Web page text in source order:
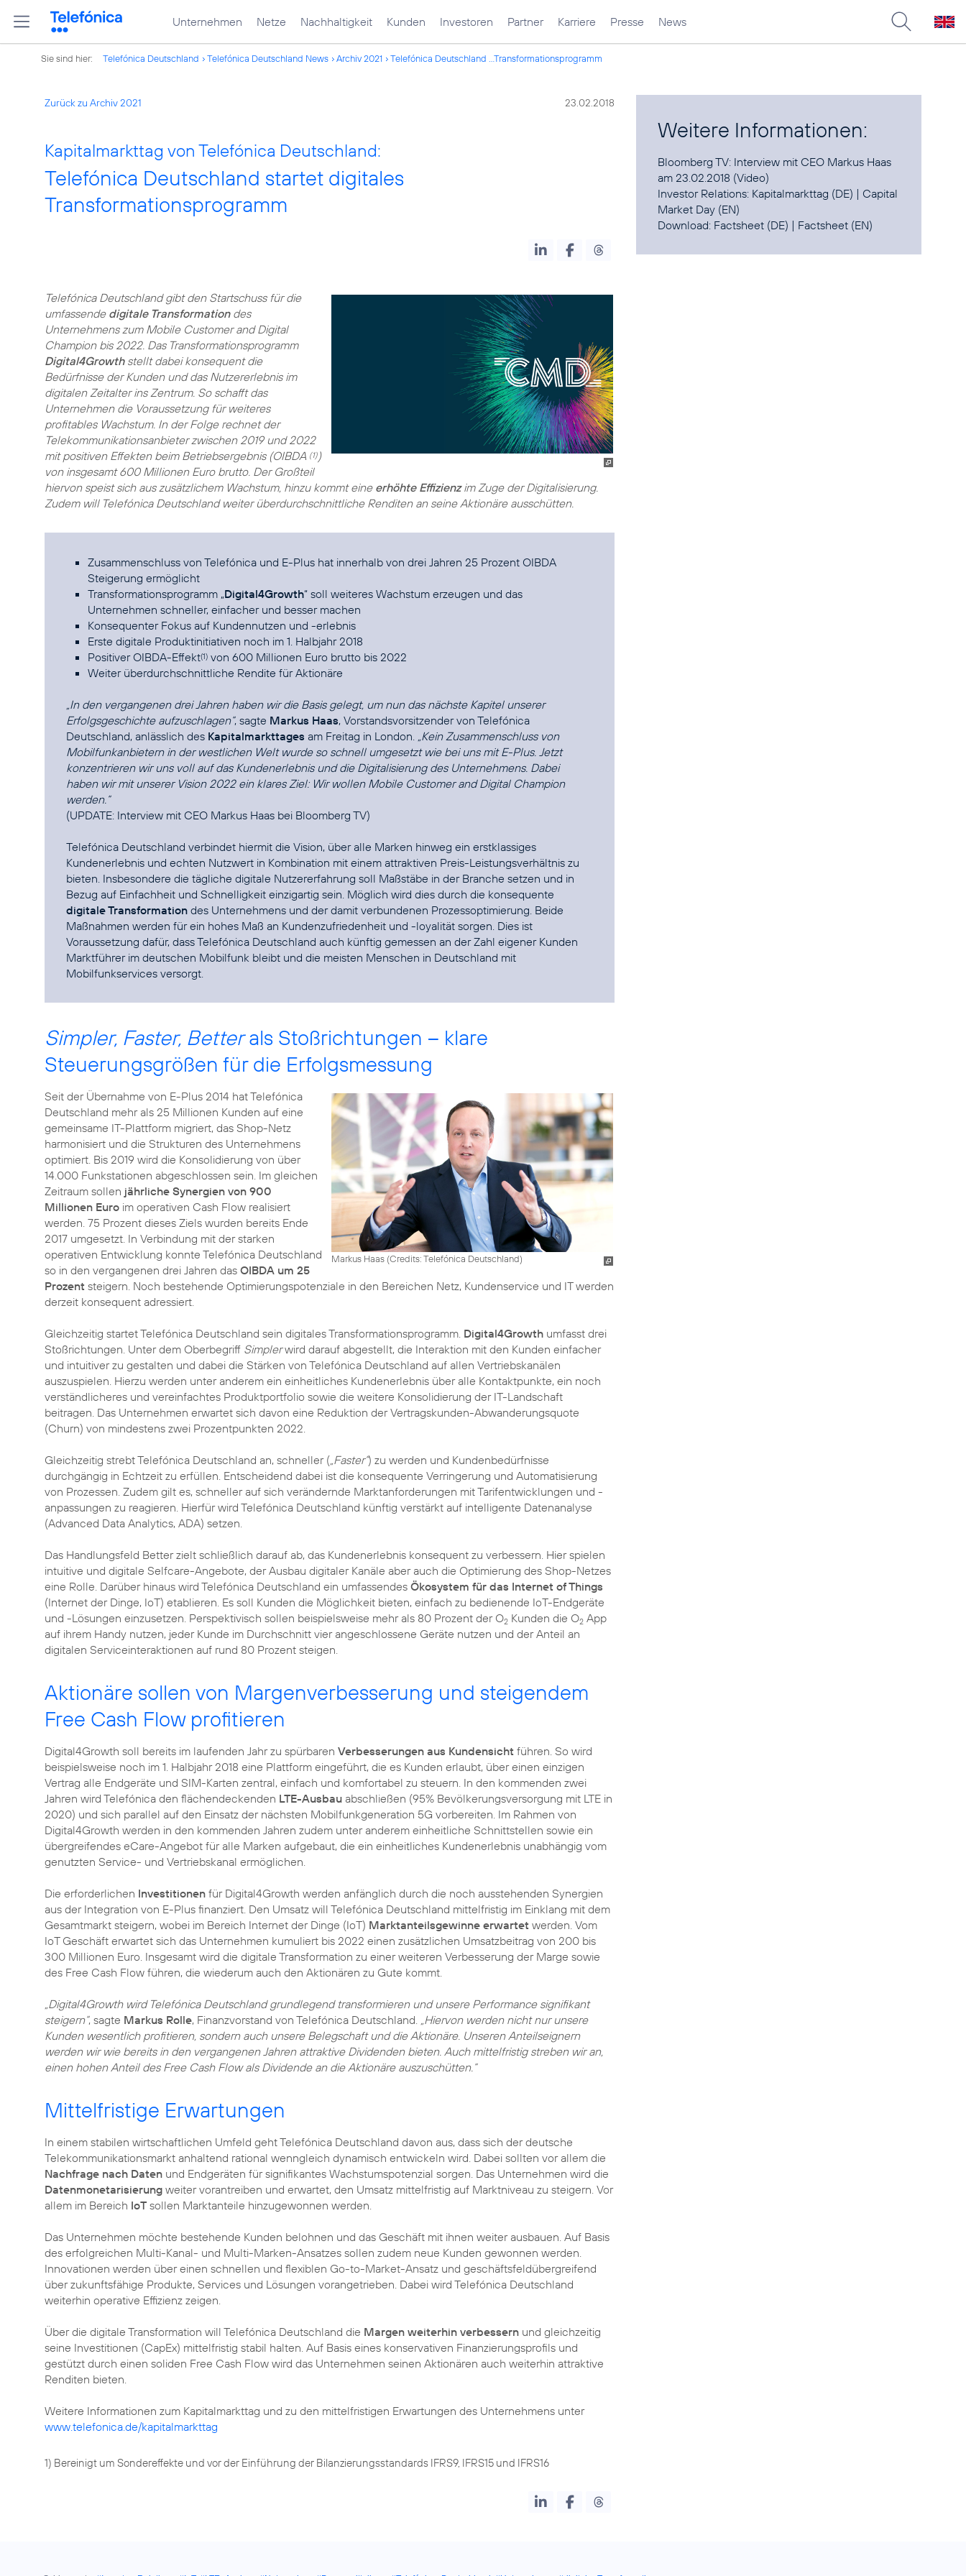
Unternehmen Netze Nachhaltigkeit Kunden Investoren Partner Karriere Presse News
Sie sind hier: Telefónica Deutschland Telefónica Deutschland News Archiv 2021 Telefónica Deutschland ...Transformationsprogramm
Zurück zu Archiv 2021 23.02.2018
Kapitalmarkttag von Telefónica Deutschland:
Telefónica Deutschland startet digitales
Transformationsprogramm
Telefónica Deutschland gibt den Startschuss für die
umfassende digitale Transformationdes
Unternehmens zum Mobile Customer and Digital
Champion bis 2022. Das Transformationsprogramm
Digital4Growthstellt dabei konsequent die
Bedürfnisse der Kunden und das Nutzererlebnis im
digitalen Zeitalter ins Zentrum. So schafft das
Unternehmen die Voraussetzung für weiteres
profitables Wachstum. In der Folge rechnet der
Telekommunikationsanbieter zwischen 2019 und 2022
mit positiven Effekten beim Betriebsergebnis (OIBDA (1))
von insgesamt 600 Millionen Euro brutto. Der Großteil
hiervon speist sich aus zusätzlichem Wachstum, hinzu kommt eine erhöhte Effizienzim Zuge der Digitalisierung.
Zudem will Telefónica Deutschland weiter überdurchschnittliche Renditen an seine Aktionäre ausschütten.
Zusammenschluss von Telefónica und E-Plus hat innerhalb von drei Jahren 25 Prozent OIBDA
Steigerung ermöglicht
Transformationsprogramm „Digital4Growth“ soll weiteres Wachstum erzeugen und das
Unternehmen schneller, einfacher und besser machen
Konsequenter Fokus auf Kundennutzen und -erlebnis
Erste digitale Produktinitiativen noch im 1. Halbjahr 2018
Positiver OIBDA-Effekt(1) von 600 Millionen Euro brutto bis 2022
Weiter überdurchschnittliche Rendite für Aktionäre
„In den vergangenen drei Jahren haben wir die Basis gelegt, um nun das nächste Kapitel unserer
Erfolgsgeschichte aufzuschlagen“, sagte Markus Haas, Vorstandsvorsitzender von Telefónica
Deutschland, anlässlich des Kapitalmarkttages am Freitag in London. „Kein Zusammenschluss von
Mobilfunkanbietern in der westlichen Welt wurde so schnell umgesetzt wie bei uns mit E-Plus. Jetzt
konzentrieren wir uns voll auf das Kundenerlebnis und die Digitalisierung des Unternehmens. Dabei
haben wir mit unserer Vision 2022 ein klares Ziel: Wir wollen Mobile Customer and Digital Champion
werden.“
(UPDATE: Interview mit CEO Markus Haas bei Bloomberg TV)
Telefónica Deutschland verbindet hiermit die Vision, über alle Marken hinweg ein erstklassiges
Kundenerlebnis und echten Nutzwert in Kombination mit einem attraktiven Preis-Leistungsverhältnis zu
bieten. Insbesondere die tägliche digitale Nutzererfahrung soll Maßstäbe in der Branche setzen und in
Bezug auf Einfachheit und Schnelligkeit einzigartig sein. Möglich wird dies durch die konsequente
digitale Transformation des Unternehmens und der damit verbundenen Prozessoptimierung. Beide
Maßnahmen werden für ein hohes Maß an Kundenzufriedenheit und -loyalität sorgen. Dies ist
Voraussetzung dafür, dass Telefónica Deutschland auch künftig gemessen an der Zahl eigener Kunden
Marktführer im deutschen Mobilfunk bleibt und die meisten Menschen in Deutschland mit
Mobilfunkservices versorgt.
Simpler, Faster, Betterals Stoßrichtungen – klare
Steuerungsgrößen für die Erfolgsmessung
Markus Haas (Credits: Telefónica Deutschland)
Seit der Übernahme von E-Plus 2014 hat Telefónica
Deutschland mehr als 25 Millionen Kunden auf eine
gemeinsame IT-Plattform migriert, das Shop-Netz
harmonisiert und die Strukturen des Unternehmens
optimiert. Bis 2019 wird die Konsolidierung von über
14.000 Funkstationen abgeschlossen sein. Im gleichen
Zeitraum sollen jährliche Synergien von 900
Millionen Euro im operativen Cash Flow realisiert
werden. 75 Prozent dieses Ziels wurden bereits Ende
2017 umgesetzt. In Verbindung mit der starken
operativen Entwicklung konnte Telefónica Deutschland
so in den vergangenen drei Jahren das OIBDA um 25
Prozent steigern. Noch bestehende Optimierungspotenziale in den Bereichen Netz, Kundenservice und IT werden
derzeit konsequent adressiert.
Gleichzeitig startet Telefónica Deutschland sein digitales Transformationsprogramm. Digital4Growth umfasst drei
Stoßrichtungen. Unter dem Oberbegriff Simplerwird darauf abgestellt, die Interaktion mit den Kunden einfacher
und intuitiver zu gestalten und dabei die Stärken von Telefónica Deutschland auf allen Vertriebskanälen
auszuspielen. Hierzu werden unter anderem ein einheitliches Kundenerlebnis über alle Kontaktpunkte, ein noch
verständlicheres und vereinfachtes Produktportfolio sowie die weitere Konsolidierung der IT-Landschaft
beitragen. Das Unternehmen erwartet sich davon eine Reduktion der Vertragskunden-Abwanderungsquote
(Churn) von mindestens zwei Prozentpunkten 2022.
Gleichzeitig strebt Telefónica Deutschland an, schneller („Faster“) zu werden und Kundenbedürfnisse
durchgängig in Echtzeit zu erfüllen. Entscheidend dabei ist die konsequente Verringerung und Automatisierung
von Prozessen. Zudem gilt es, schneller auf sich verändernde Marktanforderungen mit Tarifentwicklungen und -
anpassungen zu reagieren. Hierfür wird Telefónica Deutschland künftig verstärkt auf intelligente Datenanalyse
(Advanced Data Analytics, ADA) setzen.
Das Handlungsfeld Better zielt schließlich darauf ab, das Kundenerlebnis konsequent zu verbessern. Hier spielen
intuitive und digitale Selfcare-Angebote, der Ausbau digitaler Kanäle aber auch die Optimierung des Shop-Netzes
eine Rolle. Darüber hinaus wird Telefónica Deutschland ein umfassendes Ökosystem für das Internet of Things
(Internet der Dinge, IoT) etablieren. Es soll Kunden die Möglichkeit bieten, einfach zu bedienende IoT-Endgeräte
und -Lösungen einzusetzen. Perspektivisch sollen beispielsweise mehr als 80 Prozent der O2 Kunden die O2 App
auf ihrem Handy nutzen, jeder Kunde im Durchschnitt vier angeschlossene Geräte nutzen und der Anteil an
digitalen Serviceinteraktionen auf rund 80 Prozent steigen.
Aktionäre sollen von Margenverbesserung und steigendem
Free Cash Flow profitieren
Digital4Growth soll bereits im laufenden Jahr zu spürbaren Verbesserungen aus Kundensicht führen. So wird
beispielsweise noch im 1. Halbjahr 2018 eine Plattform eingeführt, die es Kunden erlaubt, über einen einzigen
Vertrag alle Endgeräte und SIM-Karten zentral, einfach und komfortabel zu steuern. In den kommenden zwei
Jahren wird Telefónica den flächendeckenden LTE-Ausbau abschließen (95% Bevölkerungsversorgung mit LTE in
2020) und sich parallel auf den Einsatz der nächsten Mobilfunkgeneration 5G vorbereiten. Im Rahmen von
Digital4Growth werden in den kommenden Jahren zudem unter anderem einheitliche Schnittstellen sowie ein
übergreifendes eCare-Angebot für alle Marken aufgebaut, die ein einheitliches Kundenerlebnis unabhängig vom
genutzten Service- und Vertriebskanal ermöglichen.
Die erforderlichen Investitionen für Digital4Growth werden anfänglich durch die noch ausstehenden Synergien
aus der Integration von E-Plus finanziert. Den Umsatz will Telefónica Deutschland mittelfristig im Einklang mit dem
Gesamtmarkt steigern, wobei im Bereich Internet der Dinge (IoT) Marktanteilsgewinne erwartet werden. Vom
IoT Geschäft erwartet sich das Unternehmen kumuliert bis 2022 einen zusätzlichen Umsatzbeitrag von 200 bis
300 Millionen Euro. Insgesamt wird die digitale Transformation zu einer weiteren Verbesserung der Marge sowie
des Free Cash Flow führen, die wiederum auch den Aktionären zu Gute kommt.
„Digital4Growth wird Telefónica Deutschland grundlegend transformieren und unsere Performance signifikant
steigern“, sagte Markus Rolle, Finanzvorstand von Telefónica Deutschland. „Hiervon werden nicht nur unsere
Kunden wesentlich profitieren, sondern auch unsere Belegschaft und die Aktionäre. Unseren Anteilseignern
werden wir wie bereits in den vergangenen Jahren attraktive Dividenden bieten. Auch mittelfristig streben wir an,
einen hohen Anteil des Free Cash Flow als Dividende an die Aktionäre auszuschütten.“
Mittelfristige Erwartungen
In einem stabilen wirtschaftlichen Umfeld geht Telefónica Deutschland davon aus, dass sich der deutsche
Telekommunikationsmarkt anhaltend rational wenngleich dynamisch entwickeln wird. Dabei sollten vor allem die
Nachfrage nach Daten und Endgeräten für signifikantes Wachstumspotenzial sorgen. Das Unternehmen wird die
Datenmonetarisierung weiter vorantreiben und erwartet, den Umsatz mittelfristig auf Marktniveau zu steigern. Vor
allem im Bereich IoT sollen Marktanteile hinzugewonnen werden.
Das Unternehmen möchte bestehende Kunden belohnen und das Geschäft mit ihnen weiter ausbauen. Auf Basis
des erfolgreichen Multi-Kanal- und Multi-Marken-Ansatzes sollen zudem neue Kunden gewonnen werden.
Innovationen werden über einen schnellen und flexiblen Go-to-Market-Ansatz und geschäftsfeldübergreifend
über zukunftsfähige Produkte, Services und Lösungen vorangetrieben. Dabei wird Telefónica Deutschland
weiterhin operative Effizienz zeigen.
Über die digitale Transformation will Telefónica Deutschland die Margen weiterhin verbessern und gleichzeitig
seine Investitionen (CapEx) mittelfristig stabil halten. Auf Basis eines konservativen Finanzierungsprofils und
gestützt durch einen soliden Free Cash Flow wird das Unternehmen seinen Aktionären auch weiterhin attraktive
Renditen bieten.
Weitere Informationen zum Kapitalmarkttag und zu den mittelfristigen Erwartungen des Unternehmens unter
www.telefonica.de/kapitalmarkttag
1) Bereinigt um Sondereffekte und vor der Einführung der Bilanzierungsstandards IFRS9, IFRS15 und IFRS16
Weitere Informationen:
Bloomberg TV: Interview mit CEO Markus Haas
am 23.02.2018 (Video)
Investor Relations: Kapitalmarkttag (DE) |Capital
Market Day (EN)
Download: Factsheet (DE) | Factsheet (EN)